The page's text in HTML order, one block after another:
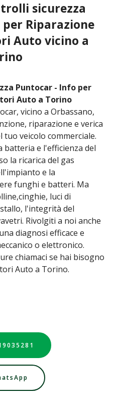
sicurezza
Riparazione
Auto vicino a
Puntocar - Info per
Auto a Torino
vicino a Orbassano,
riparazione e verica
veicolo commerciale.
batteria e l'efficienza del
la ricarica del gas
e la
funghi e batteri. Ma
luci di
l'integrità del
Rivolgiti a noi anche
diagnosi efficace e
o elettronico.
chiamaci se hai bisogno
Auto a Torino.